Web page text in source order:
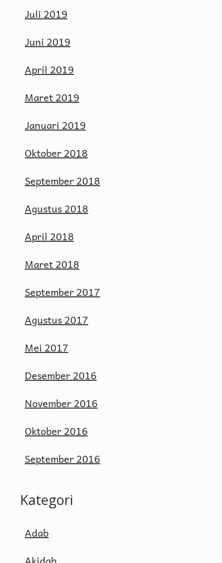
Juli 2019
Juni 2019
April 2019
Maret 2019
Januari 2019
Oktober 2018
September 2018
Agustus 2018
April 2018
Maret 2018
September 2017
Agustus 2017
Mei 2017
Desember 2016
November 2016
Oktober 2016
September 2016
Kategori
Adab